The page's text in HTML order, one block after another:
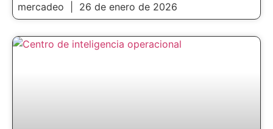
mercadeo 26 de enero de 2026